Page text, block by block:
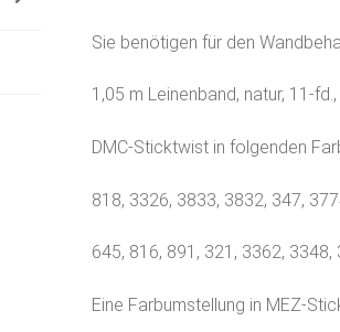
Sie benötigen für den
1,05 m Leinenband, natur, 11-
DMC-Sticktwist in folgenden
818, 3326, 3833, 3832, 347,
645, 816, 891, 321, 3362,
Eine Farbumstellung in MEZ-